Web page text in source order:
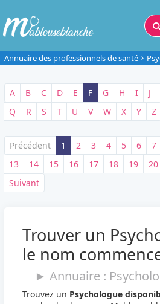
Annuaire des professionnels de santé
A B C D E F G H I J
Q
R S T U V W X Y Z
Précédent 1 2 3 4 5 6 7
13
14 15 16 17 18 19 20
Suivant
Trouver un
le nom
► Annuaire :
Trouvez un Psychologue